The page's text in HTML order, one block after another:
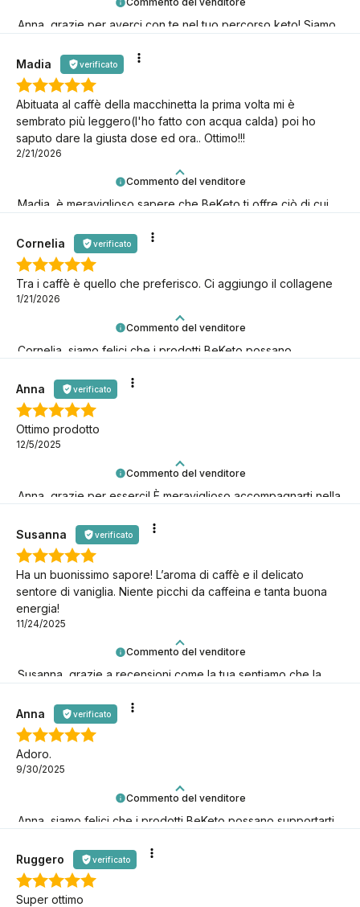
Commento del venditore
Anna, grazie per averci con te nel tuo percorso keto! Siamo
Commento del venditore
Madia, è meraviglioso sapere che BeKeto ti offre ciò di cui
Madia verificato
Abituata al caffè della macchinetta la prima volta mi è
sembrato più leggero(l'ho fatto con acqua calda) poi ho
saputo dare la giusta dose ed ora.. Ottimo!!!
2/21/2026
Commento del venditore
Cornelia, siamo felici che i prodotti BeKeto possano
Cornelia verificato
Tra i caffè è quello che preferisco. Ci aggiungo il collagene
1/21/2026
Commento del venditore
Anna, grazie per esserci! È meraviglioso accompagnarti nella
Anna verificato
Ottimo prodotto
12/5/2025
Commento del venditore
Susanna, grazie a recensioni come la tua sentiamo che la
con noi!
Susanna verificato
Ha un buonissimo sapore! L’aroma di caffè e il delicato
sentore di vaniglia. Niente picchi da caffeina e tanta buona
energia!
11/24/2025
Commento del venditore
Anna, siamo felici che i prodotti BeKeto possano supportarti
Anna verificato
Adoro.
9/30/2025
Ruggero verificato
Super ottimo